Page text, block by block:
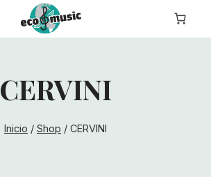
CERVINI
Inicio / Shop / CERVINI